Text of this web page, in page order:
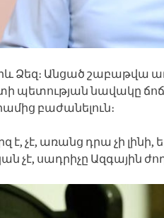
Ձեզ։ Անցած շաբաթվա
պետության նավակը
բաժանելուն։
է, չէ, առանց դրա չի
չէ, սադրիչը Ազգային